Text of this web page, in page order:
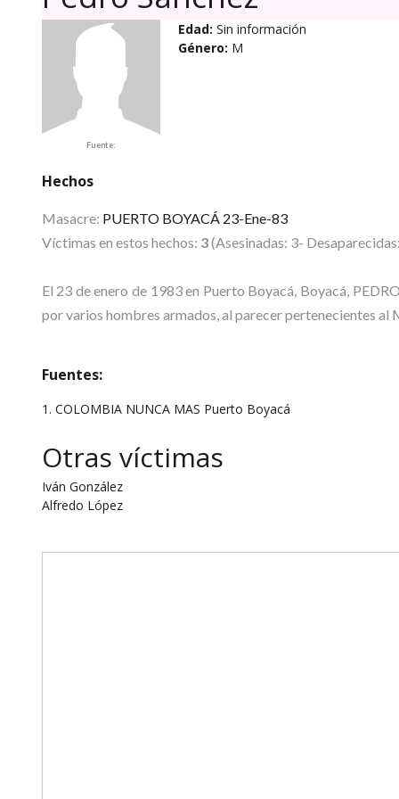
Fuente:
Edad: Sin información
Género: M
Hechos
Masacre: PUERTO BOYACÁ 23-Ene-83
Víctimas en estos hechos: 3(Asesinadas: 3-
El 23 de enero de 1983 en Puerto Boyacá, Boyacá,
por varios hombres armados, al parecer pertenecientes
Fuentes:
1. COLOMBIA NUNCA MAS Puerto Boyacá
Otras víctimas
Iván González
Alfredo López